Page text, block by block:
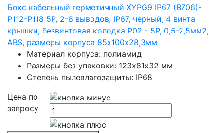
Бокс кабельный герметичный XYPG9 IP67 (B706)-
P112-P118 5P, 2-8 выводов, IP67, черный, 4 винта
крышки, безвинтовая колодка Р02 - 5Р, 0,5-2,5мм2,
ABS, размеры корпуса 85х100х28,3мм
Материал корпуса: полиамид
Размеры без упаковки: 123х81х32 мм
Степень пылевлагозащиты: IP68
Цена по
запросу